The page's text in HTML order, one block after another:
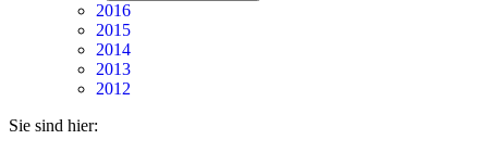
2016
2015
2014
2013
2012
Sie sind hier: